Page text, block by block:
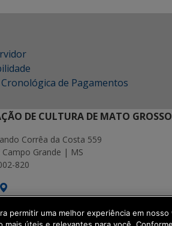
de Pagamentos
DE CULTURA DE MATO
Corrêa da Costa 559
Campo Grande | MS
820
| Secretaria-Executiva de
permitir uma melhor experiência em